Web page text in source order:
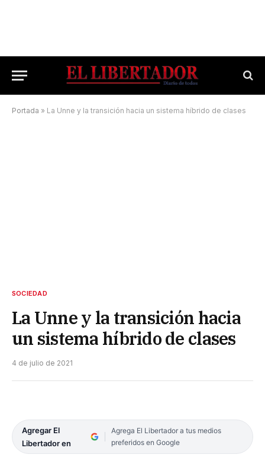
Portada » La Unne y la transición hacia un sistema híbrido de clases
SOCIEDAD
La Unne y la transición hacia
un sistema híbrido de clases
4 de julio de 2021
Agregar El
Libertador en
Agrega El Libertador a tus medios
preferidos en Google